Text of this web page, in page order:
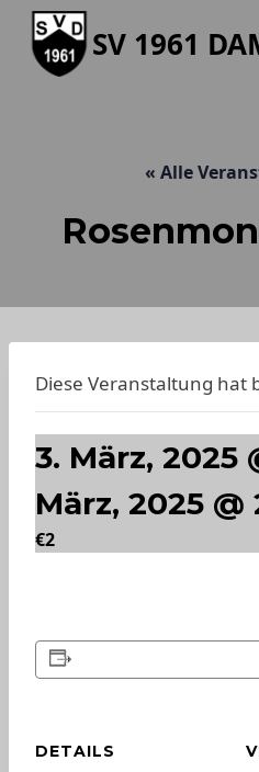
Zum
Inhalt
springen
SV 1961
« Alle
Diese Veranstaltung hat
3. März, 2025
März, 2025 @
€2
DETAILS